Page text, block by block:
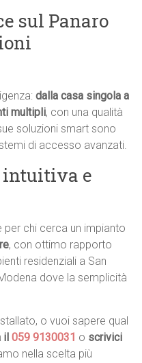
sul Panaro 
dalla casa singola a
multipli, con una qualità
soluzioni smart sono
di accesso avanzati.
intuitiva e
chi cerca un impianto
, con ottimo rapporto
residenziali a San
dove la semplicità
o vuoi sapere qual
il059 9130031 o scrivici
nella scelta più